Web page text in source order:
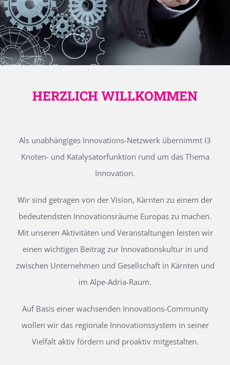
HERZLICH WILLKOMMEN
Als unabhängiges Innovations-Netzwerk übernimmt I3
Knoten- und Katalysatorfunktion rund um das Thema
Innovation.
Wir sind getragen von der Vision, Kärnten zu einem der
bedeutendsten Innovationsräume Europas zu machen.
Mit unseren Aktivitäten und Veranstaltungen leisten wir
einen wichtigen Beitrag zur Innovationskultur in und
zwischen Unternehmen und Gesellschaft in Kärnten und
im Alpe-Adria-Raum.
Auf Basis einer wachsenden Innovations-Community
wollen wir das regionale Innovationssystem in seiner
Vielfalt aktiv fördern und proaktiv mitgestalten.